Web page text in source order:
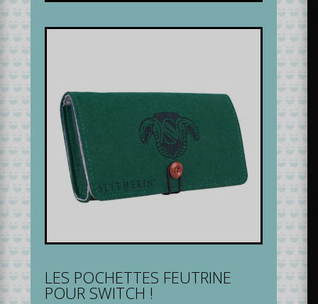
LES POCHETTES FEUTRINE
POUR SWITCH !